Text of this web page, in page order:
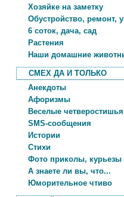
Хозяйке на заметку
Обустройство, ремонт,
6 соток, дача, сад
Растения
Наши домашние
СМЕХ ДА И ТОЛЬКО
Анекдоты
Афоризмы
Веселые четверостишья
SMS-сообщения
Истории
Стихи
Фото приколы, курьезы
А знаете ли вы, что...
Юморительное чтиво